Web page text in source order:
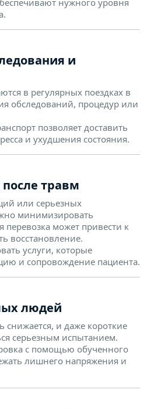
нужного уровня
и
в регулярных поездках в
обследований, процедур или
позволяет доставить
и ухудшения состояния.
травм
или серьезных
минимизировать
может привести к
восстановление.
услуги, которые
и сопровождение пациента.
людей
снижается, и даже короткие
серьезным испытанием.
с помощью обученного
лишнего напряжения и